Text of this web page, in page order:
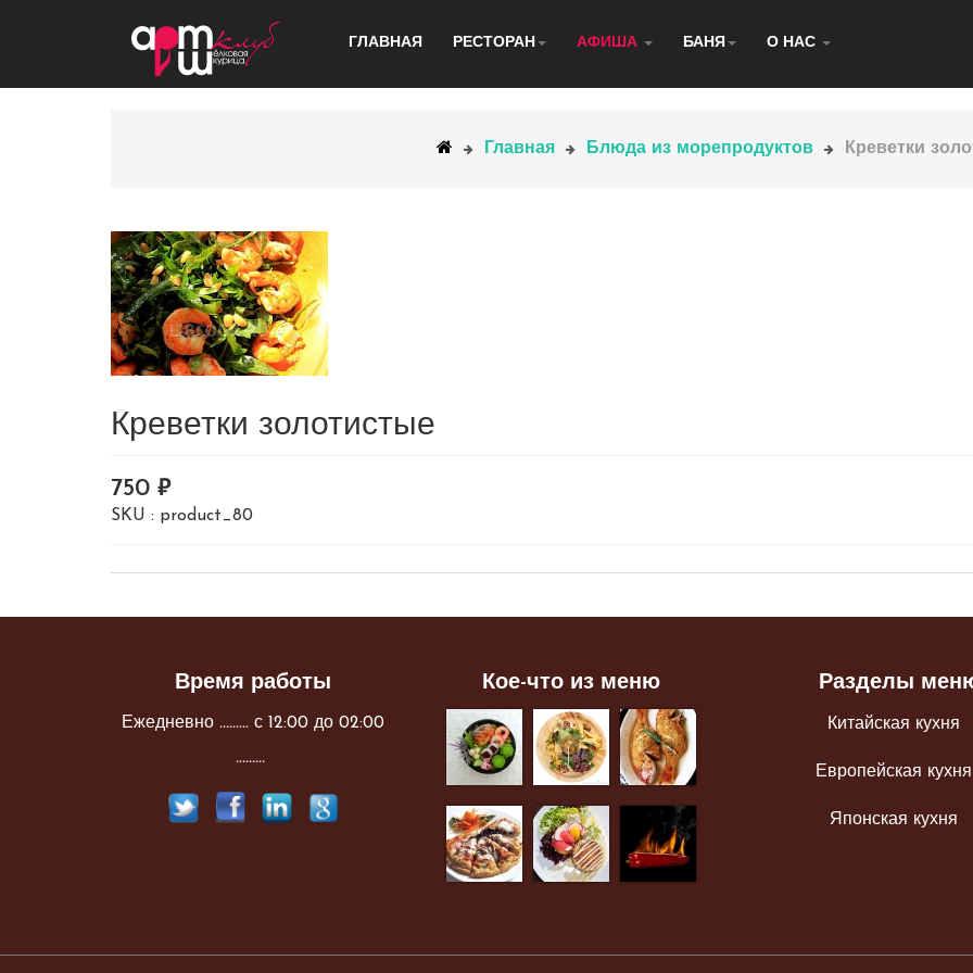
ГЛАВНАЯ РЕСТОРАН АФИША БАНЯ О НАС
Главная Блюда из морепродуктов Креветки
Креветки золотистые
750
SKU : product_80
Время работы
Ежедневно ......... с 12:00 до 02:00
.........
Кое-что из меню Разделы
Китайская кухня
Европейская кухня
Японская кухня